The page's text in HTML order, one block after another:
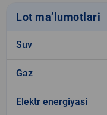
Lot ma’lumotlari
Suv
Gaz
Elektr energiyasi